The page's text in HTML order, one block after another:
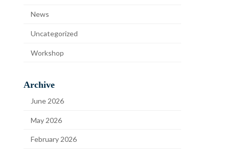
News
Uncategorized
Workshop
Archive
June 2026
May 2026
February 2026